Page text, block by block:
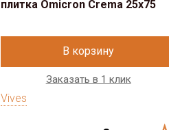
плитка Omicron Crema 25x75
В корзину
Заказать в 1 клик
Vives